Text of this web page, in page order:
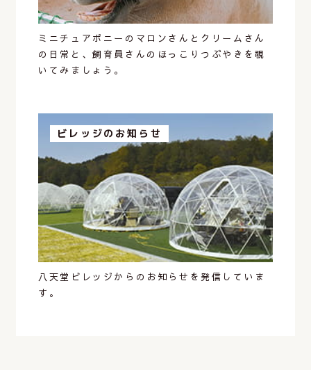
ミニチュアポニーのマロンさんとクリームさん
の日常と、飼育員さんのほっこりつぶやきを覗
いてみましょう。
ビレッジのお知らせ
八天堂ビレッジからのお知らせを発信していま
す。